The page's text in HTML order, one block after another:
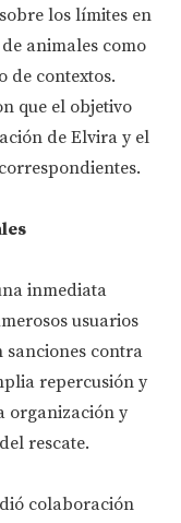
los límites en
animales como
de contextos.
que el objetivo
de Elvira y el
inmediata
usuarios
contra
repercusión y
organización y
rescate.
colaboración